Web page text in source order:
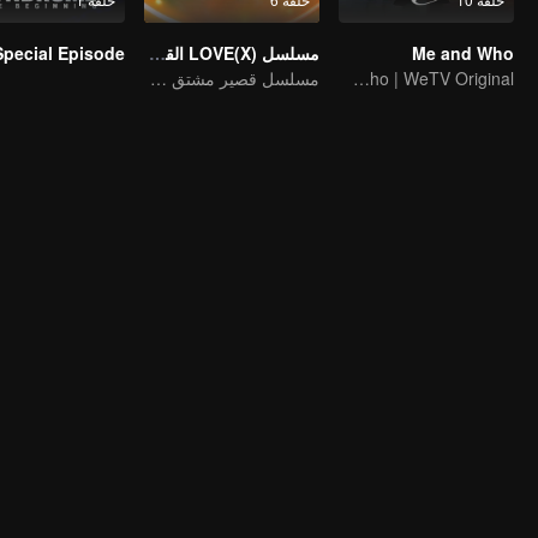
Me and Who
Me and Who | WeTV Original
مسلسل LOVE(X) القصير: رفقاء السكن في الحب
مسلسل قصير مشتق من LOVE(X)